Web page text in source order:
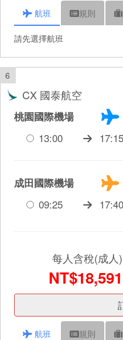
航班 規則
請先選擇航班
6
CX 國泰航空
桃園國際機場
13:00
17:15
成田國際機場
09:25
17:40
每人含稅(成人)
NT$18,591
航班 規則